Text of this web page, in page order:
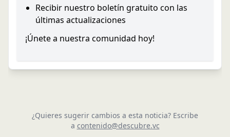
Recibir nuestro boletín gratuito con las
últimas actualizaciones
¡Únete a nuestra comunidad hoy!
¿Quieres sugerir cambios a esta noticia? Escribe
a contenido@descubre.vc